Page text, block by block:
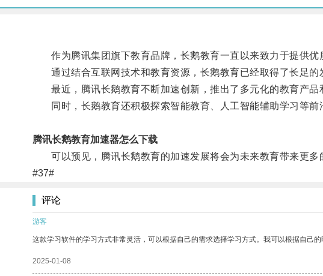
作为腾讯集团旗下教育品牌，长鹅教育一直以来致力于提供优
通过结合互联网技术和教育资源，长鹅教育已经取得了长足的
最近，腾讯长鹅教育不断加速创新，推出了多元化的教育产品
同时，长鹅教育还积极探索智能教育、人工智能辅助学习等前
腾讯长鹅教育加速器怎么下载
可以预见，腾讯长鹅教育的加速发展将会为未来教育带来更多
#37#
评论
游客
这款学习软件的学习方式非常灵活，可以根据自己的需求选择学习方式。我可以根据自己的
2025-01-08